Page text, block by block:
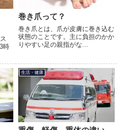
時
巻き爪って？
巻き爪とは、爪が皮膚に巻き込む
状態のことです。主に負担のかか
りやすい足の親指がな...
生活・健康